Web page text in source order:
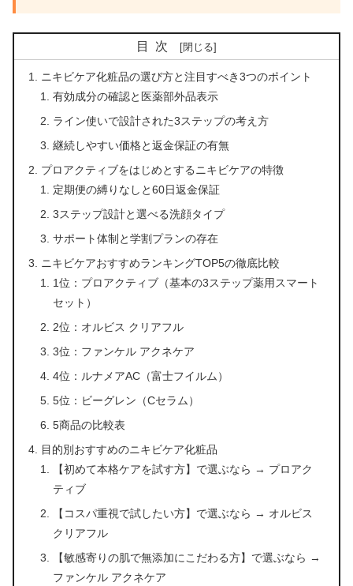
目次
ニキビケア化粧品の選び方と注目すべき3つのポイント
有効成分の確認と医薬部外品表示
ライン使いで設計された3ステップの考え方
継続しやすい価格と返金保証の有無
プロアクティブをはじめとするニキビケアの特徴
定期便の縛りなしと60日返金保証
3ステップ設計と選べる洗顔タイプ
サポート体制と学割プランの存在
ニキビケアおすすめランキングTOP5の徹底比較
1位：プロアクティブ（基本の3ステップ薬用スマート
セット）
2位：オルビス クリアフル
3位：ファンケル アクネケア
4位：ルナメアAC（富士フイルム）
5位：ビーグレン（Cセラム）
5商品の比較表
目的別おすすめのニキビケア化粧品
【初めて本格ケアを試す方】で選ぶなら → プロアク
ティブ
【コスパ重視で試したい方】で選ぶなら → オルビス
クリアフル
【敏感寄りの肌で無添加にこだわる方】で選ぶなら →
ファンケル アクネケア